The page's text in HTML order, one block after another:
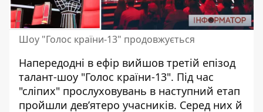
Шоу "Голос країни-13" продовжується
Напередодні в ефір вийшов третій епізод
талант-шоу "Голос країни-13". Під час
"сліпих" прослуховувань в наступний етап
пройшли дев’ятеро учасників. Серед них й